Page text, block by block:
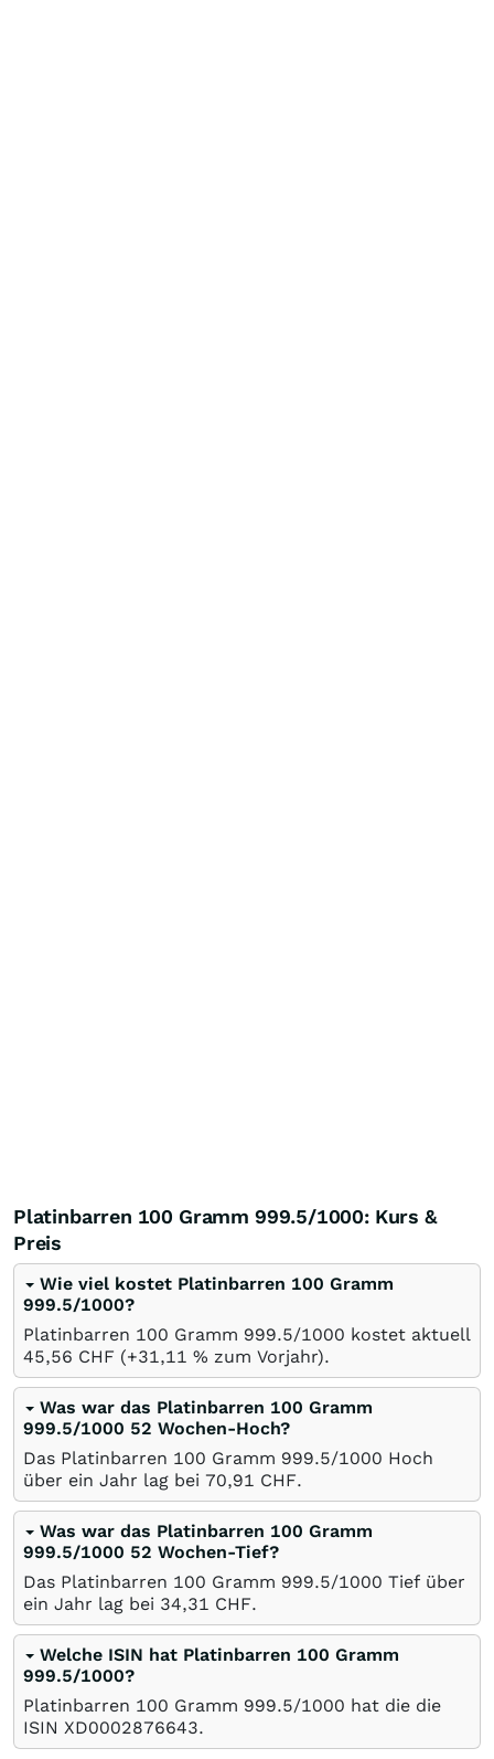
Platinbarren 100 Gramm 999.5/1000: Kurs &
Preis
Wie viel kostet Platinbarren 100 Gramm
999.5/1000?
Platinbarren 100 Gramm 999.5/1000 kostet aktuell
45,56 CHF (+31,11 % zum Vorjahr).
Was war das Platinbarren 100 Gramm
999.5/1000 52 Wochen-Hoch?
Das Platinbarren 100 Gramm 999.5/1000 Hoch
über ein Jahr lag bei 70,91 CHF.
Was war das Platinbarren 100 Gramm
999.5/1000 52 Wochen-Tief?
Das Platinbarren 100 Gramm 999.5/1000 Tief über
ein Jahr lag bei 34,31 CHF.
Welche ISIN hat Platinbarren 100 Gramm
999.5/1000?
Platinbarren 100 Gramm 999.5/1000 hat die die
ISIN XD0002876643.